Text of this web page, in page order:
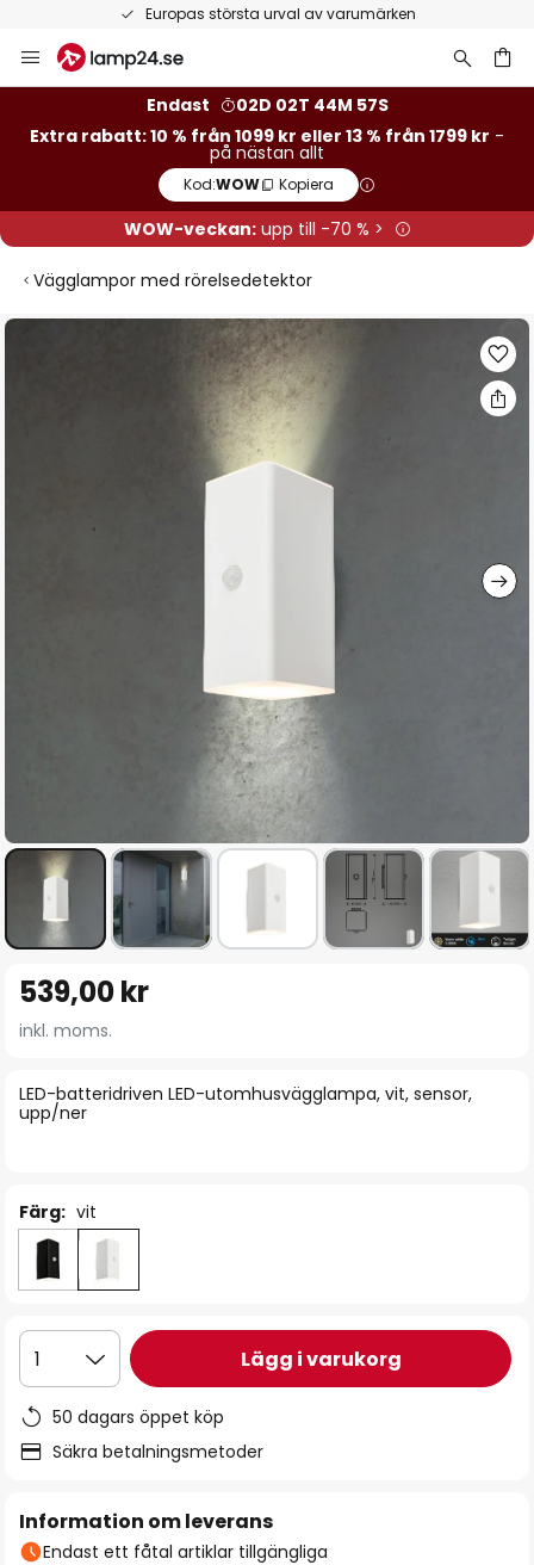
Europas största urval av varumärken
Hoppa
till
Endast
02D 02T 44M 56S
Extra rabatt: 10 % från 1099 kr eller 13 % från 1799 kr -
på nästan allt
Kod:WOW Kopiera
WOW-veckan:upp till -70 % >
Vägglampor med rörelsedetektor
Hoppa
till
början
bildgalleriet
LED-batteridriven LED-utomhusvägglampa, vit, sensor,
upp/ner
539,00 kr
inkl. moms.
Färg: vit
1 Lägg i varukorg
50 dagars öppet köp
Säkra betalningsmetoder
Information om leverans
Endast ett fåtal artiklar tillgängliga